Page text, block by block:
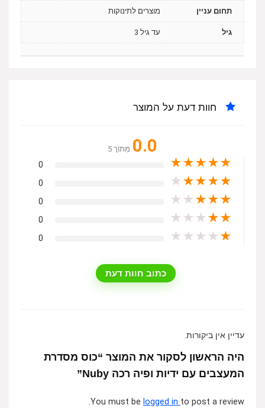
תחום עניין מוצרים לתינוקות
גיל עד גיל 3
חוות דעת על המוצר
0.0 מִתוֹך 5
★
★
★
★
★
0
★
★
★
★
★
0
★
★
★
★
★
0
★
★
★
★
★
0
★
★
★
★
★
0
כתוב חוות דעת
עדיין אין ביקורות.
היה הראשון לסקור את המוצר “כוס מסדרת
המעצבים עם ידיות ופיה רכה Nuby”
You must be logged in to post a review.